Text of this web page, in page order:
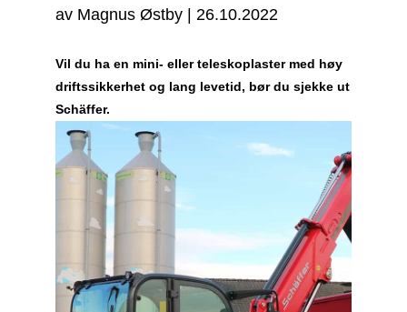
av Magnus Østby |26.10.2022
Vil du ha en mini- eller teleskoplaster med høy
driftssikkerhet og lang levetid, bør du sjekke ut
Schäffer.